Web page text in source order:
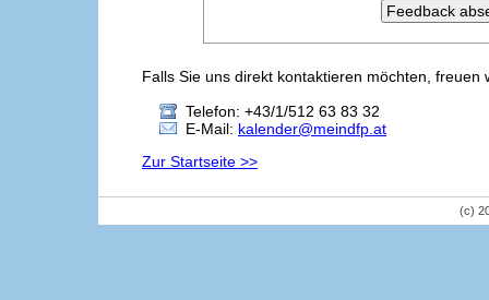
Falls Sie uns direkt kontaktieren möchten,
Telefon: +43/1/512 63 83 32
E-Mail: kalender@meindfp.at
Zur Startseite >>
(c)